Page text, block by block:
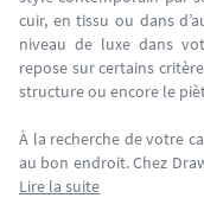
cuir, en tissu ou dans
niveau de luxe dans
repose sur certains
structure ou encore le
À la recherche de votre
au bon endroit. Chez
Lire la suite